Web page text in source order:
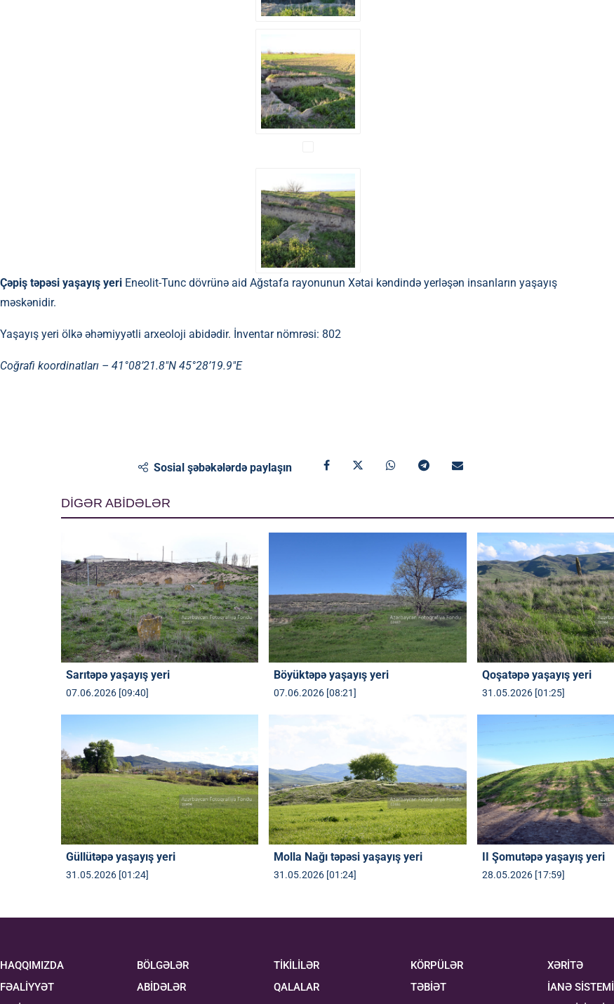
Çəpiş təpəsi yaşayış yeri Eneolit-Tunc dövrünə aid Ağstafa rayonunun Xətai kəndində yerləşən insanların yaşayış
məskənidir.
Yaşayış yeri ölkə əhəmiyyətli arxeoloji abidədir. İnventar nömrəsi: 802
Coğrafi koordinatları – 41°08’21.8″N 45°28’19.9″E
Sosial şəbəkələrdə paylaşın
DİGƏR ABİDƏLƏR
Sarıtəpə yaşayış yeri
07.06.2026 [09:40]
Böyüktəpə yaşayış yeri
07.06.2026 [08:21]
Qoşatəpə yaşayış yeri
31.05.2026 [01:25]
Güllütəpə yaşayış yeri
31.05.2026 [01:24]
Molla Nağı təpəsi yaşayış yeri
31.05.2026 [01:24]
II Şomutəpə yaşayış yeri
28.05.2026 [17:59]
HAQQIMIZDA
FƏALİYYƏT
BÖLGƏLƏR
ABİDƏLƏR
TİKİLİLƏR
QALALAR
KÖRPÜLƏR
TƏBİƏT
XƏRİTƏ
İANƏ SİSTEMİ